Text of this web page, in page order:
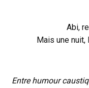
Abi,
Mais une
Entre humour